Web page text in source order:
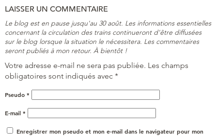
LAISSER UN COMMENTAIRE
Le blog est en pause jusqu'au 30 août. Les informations essentielles
concernant la circulation des trains continueront d'être diffusées
sur le blog lorsque la situation le nécessitera. Les commentaires
seront publiés à mon retour. À bientôt !
Votre adresse e-mail ne sera pas publiée. Les champs
obligatoires sont indiqués avec *
Pseudo *
E-mail *
Enregistrer mon pseudo et mon e-mail dans le navigateur pour mon